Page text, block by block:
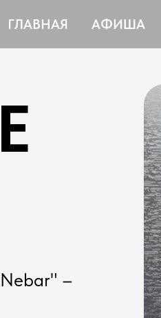
ГЛАВНАЯ АФИША
–